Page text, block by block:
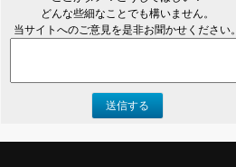
どんな些細なことでも構いません。
当サイトへのご意見を是非お聞かせください。
送信する